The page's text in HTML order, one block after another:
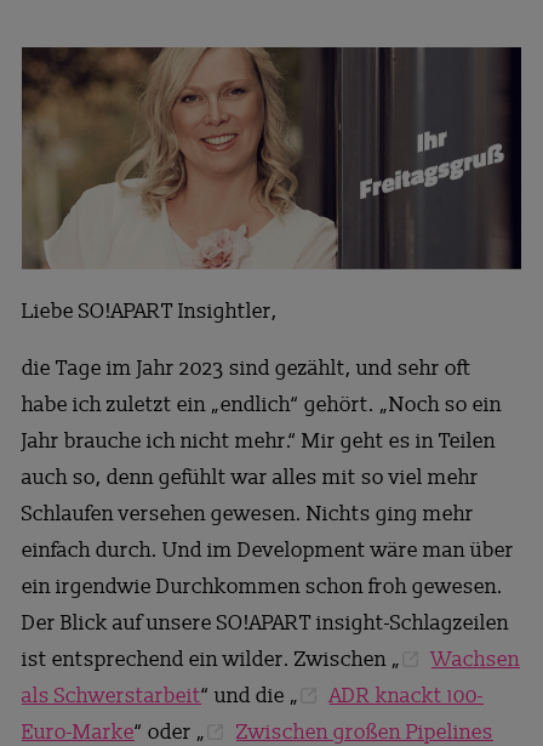
Liebe SO!APART Insightler,
die Tage im Jahr 2023 sind gezählt, und sehr oft
habe ich zuletzt ein „endlich“ gehört. „Noch so ein
Jahr brauche ich nicht mehr.“ Mir geht es in Teilen
auch so, denn gefühlt war alles mit so viel mehr
Schlaufen versehen gewesen. Nichts ging mehr
einfach durch. Und im Development wäre man über
ein irgendwie Durchkommen schon froh gewesen.
Der Blick auf unsere SO!APART insight-Schlagzeilen
ist entsprechend ein wilder. Zwischen „
Wachsen
als Schwerstarbeit“ und die „
ADR knackt 100-
Euro-Marke“ oder „
Zwischen großen Pipelines